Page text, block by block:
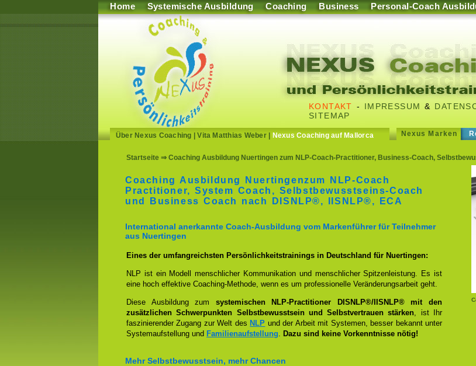
Home Systemische Ausbildung Coaching Business Personal-Coach
KONTAKT - IMPRESSUM &
SITEMAP
Über Nexus Coaching |Vita Matthias Weber| Nexus Coaching auf Mallorca Nexus Marken
Startseite ⇒ Coaching Ausbildung Nuertingen zum NLP-Coach-Practitioner, Business-Coach,
Coaching Ausbildung Nuertingenzum NLP-Coach
Practitioner, System Coach, Selbstbewusstseins-Coach
und Business Coach nach DISNLP®, IISNLP®, ECA
International anerkannte Coach-Ausbildung vom Markenführer für Teilnehmer
aus Nuertingen
Eines der umfangreichsten Persönlichkeitstrainings in Deutschland für Nuertingen:
NLP ist ein Modell menschlicher Kommunikation und menschlicher Spitzenleistung. Es ist
eine hoch effektive Coaching-Methode, wenn es um professionelle Veränderungsarbeit geht.
Diese Ausbildung zum systemischen NLP-Practitioner DISNLP®/IISNLP® mit den
zusätzlichen Schwerpunkten Selbstbewusstsein und Selbstvertrauen stärken, ist Ihr
faszinierender Zugang zur Welt des NLP und der Arbeit mit Systemen, besser bekannt unter
Systemaufstellung und Familienaufstellung. Dazu sind keine Vorkenntnisse nötig!
Mehr Selbstbewusstsein, mehr Chancen